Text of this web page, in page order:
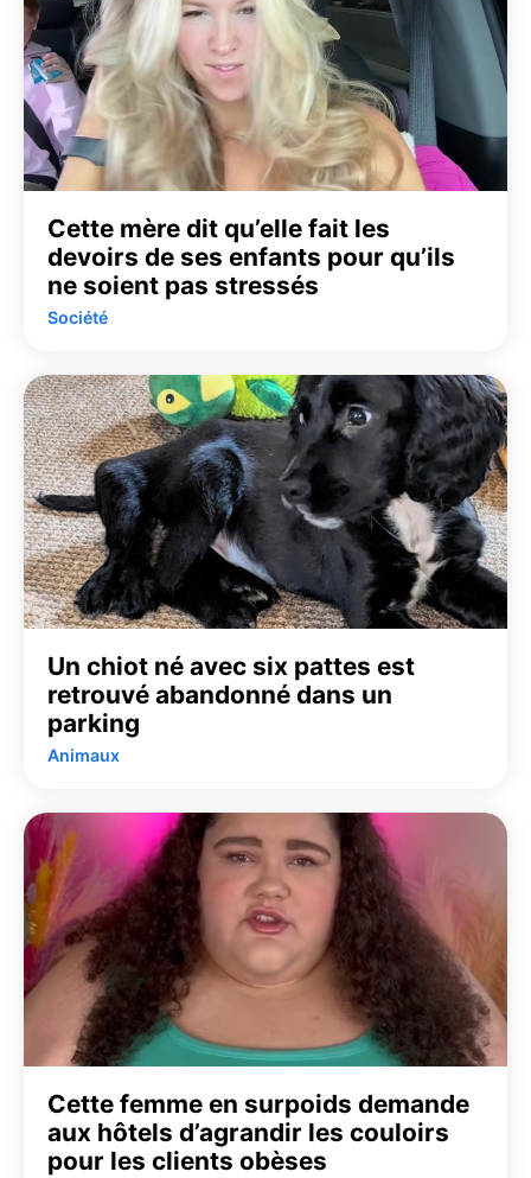
Cette mère dit qu’elle fait les
devoirs de ses enfants pour qu’ils
ne soient pas stressés
Société
Un chiot né avec six pattes est
retrouvé abandonné dans un
parking
Animaux
Cette femme en surpoids demande
aux hôtels d’agrandir les couloirs
pour les clients obèses